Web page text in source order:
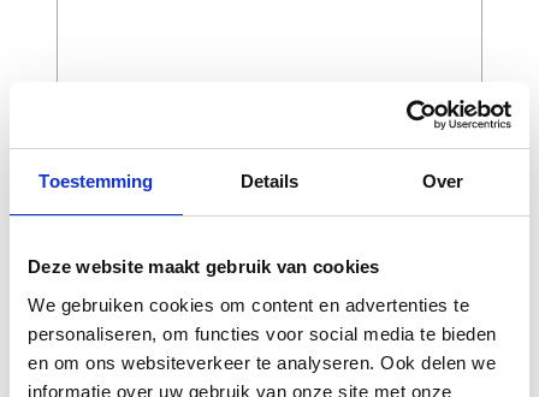
Toestemming Details Over
Deze website maakt gebruik van cookies
We gebruiken cookies om content en advertenties te
personaliseren, om functies voor social media te bieden
en om ons websiteverkeer te analyseren. Ook delen we
informatie over uw gebruik van onze site met onze
CAPTCHA